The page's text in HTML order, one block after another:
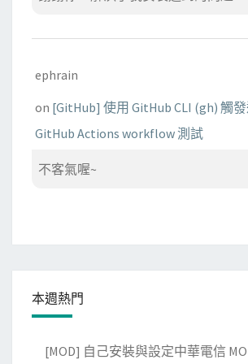
ephrain
on [GitHub] 使用 GitHub CLI (gh) 觸
GitHub Actions workflow 測試
不客氣喔~
本週熱門
[MOD] 自己安裝與設定中華電信